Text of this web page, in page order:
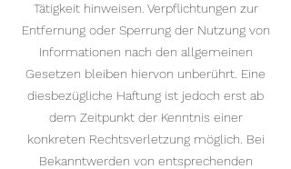
Tätigkeit hinweisen. Verpflichtungen zur
Entfernung oder Sperrung der Nutzung von
Informationen nach den allgemeinen
Gesetzen bleiben hiervon unberührt. Eine
diesbezügliche Haftung ist jedoch erst ab
dem Zeitpunkt der Kenntnis einer
konkreten Rechtsverletzung möglich. Bei
Bekanntwerden von entsprechenden